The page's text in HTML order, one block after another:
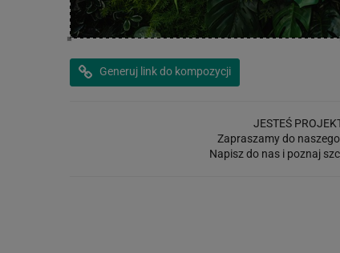
Generuj link do kompozycji
JESTEŚ
Zapraszamy do
Napisz do nas i poznaj